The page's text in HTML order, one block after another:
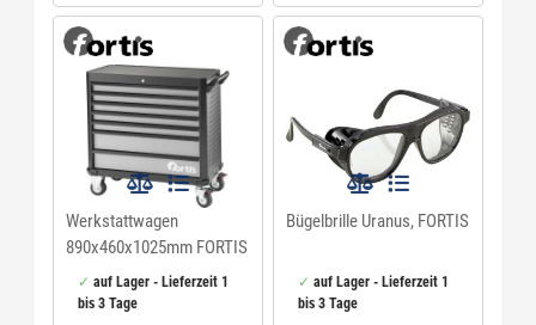
Menge: 1
Menge: 1
Werkstattwagen
890x460x1025mm FORTIS
auf Lager - Lieferzeit 1
bis 3 Tage
Bügelbrille Uranus, FORTIS
auf Lager - Lieferzeit 1
bis 3 Tage